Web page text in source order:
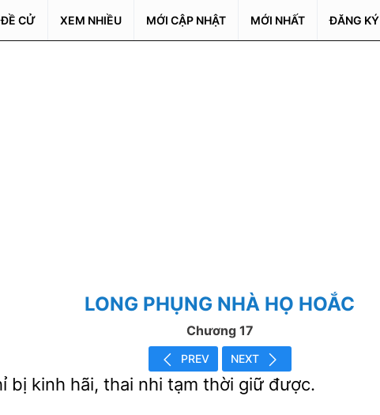
ĐỀ CỬ XEM NHIỀU MỚI CẬP NHẬT MỚI NHẤT ĐĂNG KÝ
LONG PHỤNG NHÀ HỌ HOẮC
Chương 17
PREV NEXT
kinh hãi, thai nhi tạm thời được.